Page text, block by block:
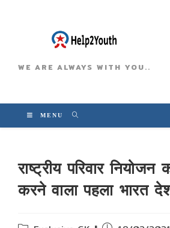
WE ARE ALWAYS WITH YOU..
MENU
राष्ट्रीय परिवार नियोजन
करने वाला पहला भारत